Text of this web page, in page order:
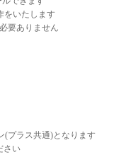
をいたします
要ありません
(プラス共通)となります
さい